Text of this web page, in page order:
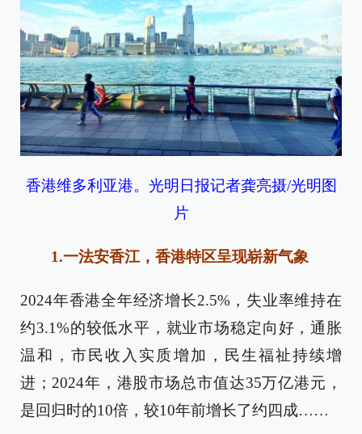
香港维多利亚港。光明日报记者龚亮摄/光明图
片
1.一法安香江，香港特区呈现崭新气象
2024年香港全年经济增长2.5%，失业率维持在
约3.1%的较低水平，就业市场稳定向好，通胀
温和，市民收入实质增加，民生福祉持续增
进；2024年，港股市场总市值达35万亿港元，
是回归时的10倍，较10年前增长了约四成……